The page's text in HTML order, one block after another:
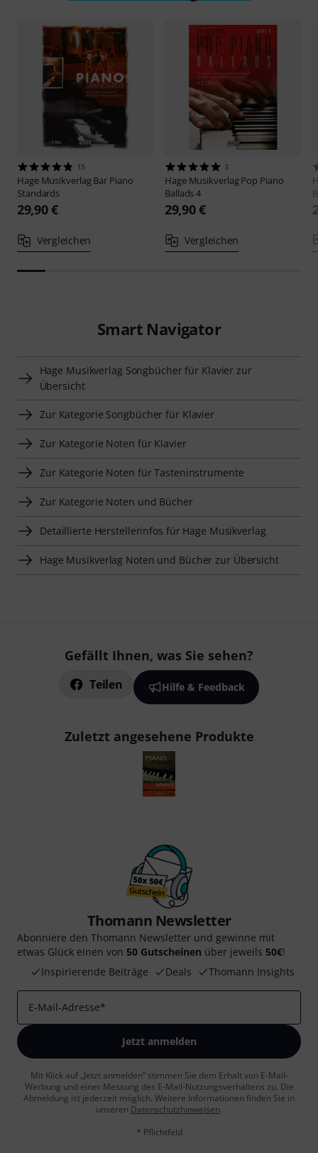
15
Hage MusikverlagBar Piano
Standards
29,90 €
Vergleichen
3
Hage MusikverlagPop Piano
Ballads 4
29,90 €
Vergleichen
Smart Navigator
Hage Musikverlag Songbücher für Klavier zur
Übersicht
Zur Kategorie Songbücher für Klavier
Zur Kategorie Noten für Klavier
Zur Kategorie Noten für Tasteninstrumente
Zur Kategorie Noten und Bücher
Detaillierte Herstellerinfos für Hage Musikverlag
Hage Musikverlag Noten und Bücher zur Übersicht
Gefällt Ihnen, was Sie sehen?
Teilen Hilfe & Feedback
Zuletzt angesehene Produkte
Thomann Newsletter
Abonniere den Thomann Newsletter und gewinne mit
etwas Glück einen von 50 Gutscheinen über jeweils 50€!
Inspirierende Beiträge
Deals Thomann Insights
E-Mail-Adresse*
Jetzt anmelden
Mit Klick auf „Jetzt anmelden“ stimmen Sie dem Erhalt von E-Mail-
Werbung und einer Messung des E-Mail-Nutzungsverhaltens zu. Die
Abmeldung ist jederzeit möglich. Weitere Informationen finden Sie in
unseren Datenschutzhinweisen.
* Pflichtfeld